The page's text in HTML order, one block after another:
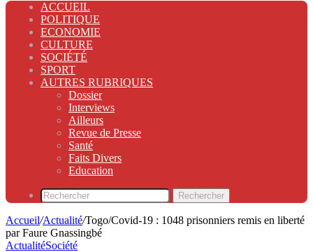
ACCUEIL
POLITIQUE
ECONOMIE
CULTURE
SOCIÉTÉ
SPORT
AUTRES RUBRIQUES
Dossier
Interviews
Ailleurs
Revue de Presse
Santé
Faits Divers
Education
Rechercher
Accueil/Actualité/Togo/Covid-19 : 1048 prisonniers remis en liberté
par Faure Gnassingbé
ActualitéSociété